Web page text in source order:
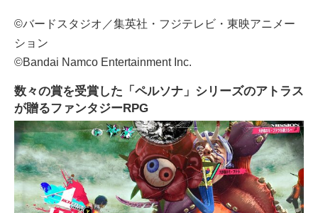
©バードスタジオ／集英社・フジテレビ・東映アニメー
ション
©Bandai Namco Entertainment Inc.
数々の賞を受賞した「ペルソナ」シリーズのアトラス
が贈るファンタジーRPG